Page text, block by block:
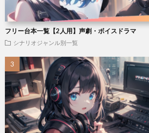
フリー台本一覧【2人用】声劇・ボイスドラマ
シナリオジャンル別一覧